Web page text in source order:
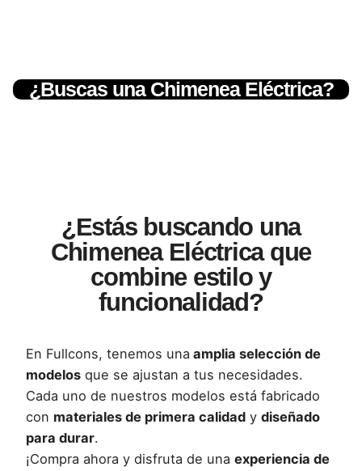
¿Buscas una Chimenea Eléctrica?
¿Estás buscando una
Chimenea Eléctrica que
combine estilo y
funcionalidad?
En Fullcons, tenemos una amplia selección de
modelos que se ajustan a tus necesidades.
Cada uno de nuestros modelos está fabricado
con materiales de primera calidad y diseñado
para durar.
¡Compra ahora y disfruta de una experiencia de